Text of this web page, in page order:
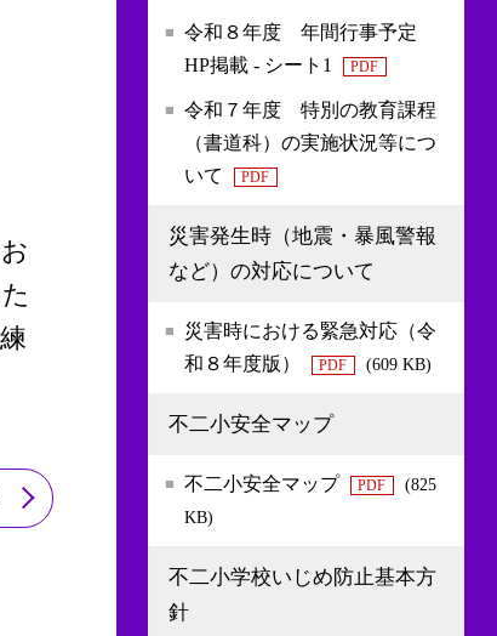
令和８年度 年間行事予定
HP掲載 - シート1
PDF
令和７年度 特別の教育課程
（書道科）の実施状況等につ
いて
PDF
災害発生時（地震・暴風警報
など）の対応について
災害時における緊急対応（令
和８年度版）
PDF (609 KB)
不二小安全マップ
不二小安全マップ PDF
(825
KB)
不二小学校いじめ防止基本方
針